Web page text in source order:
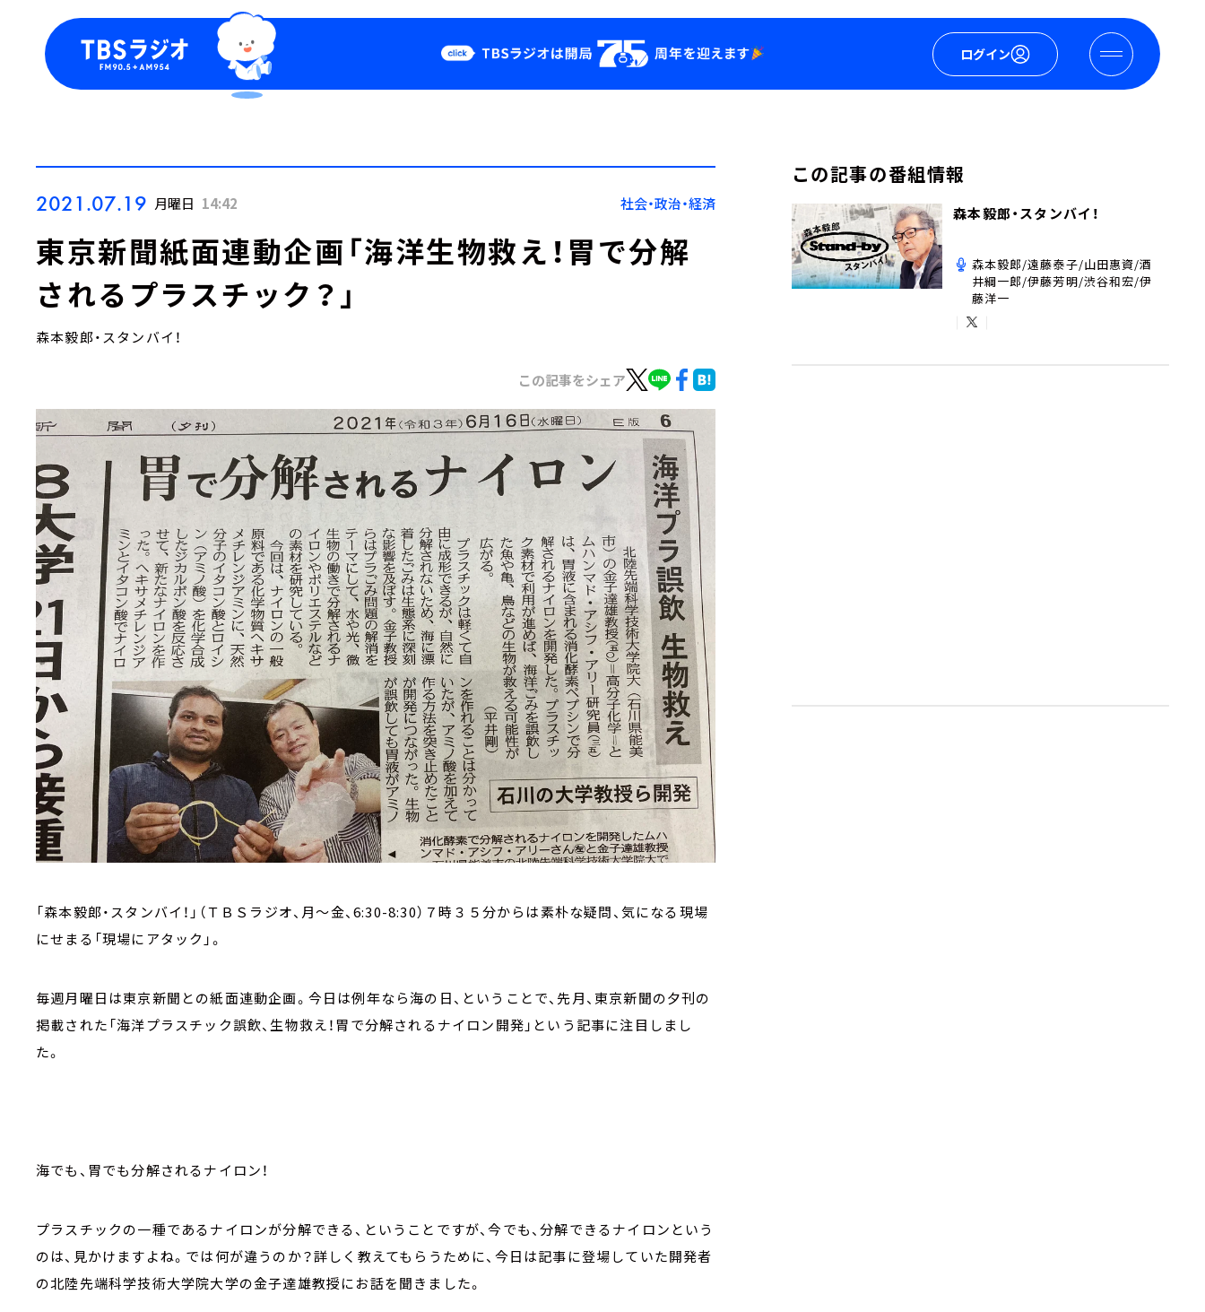
ログイン
Podcast
YouTube
会社情報
2021.07.19 月曜日 14:42 社会・政治・経済
東京新聞紙面連動企画「海洋生物救え！胃で分解
されるプラスチック？」
森本毅郎・スタンバイ！
この記事をシェア
「森本毅郎・スタンバイ！」（ＴＢＳラジオ、月～金、6:30-8:30）７時３５分からは素朴な疑問、気になる現場
にせまる「現場にアタック」。
毎週月曜日は東京新聞との紙面連動企画。今日は例年なら海の日、ということで、先月、東京新聞の夕刊の
掲載された「海洋プラスチック誤飲、生物救え！胃で分解されるナイロン開発」という記事に注目しまし
た。
海でも、胃でも分解されるナイロン！
プラスチックの一種であるナイロンが分解できる、ということですが、今でも、分解できるナイロンという
のは、見かけますよね。では何が違うのか？詳しく教えてもらうために、今日は記事に登場していた開発者
の北陸先端科学技術大学院大学の金子達雄教授にお話を聞きました。
この記事の番組情報
森本毅郎・スタンバイ！
森本毅郎/遠藤泰子/山田惠資/酒
井綱一郎/伊藤芳明/渋谷和宏/伊
藤洋一